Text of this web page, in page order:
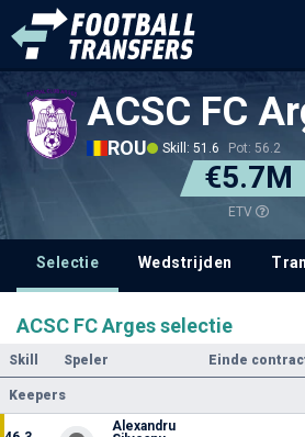
ACSC FC
ROU Skill: 51.6 Pot: 56.2
€5.7M
ETV
Selectie Wedstrijden
ACSC FC Arges selectie
Skill Speler Einde
Keepers
Alexandru